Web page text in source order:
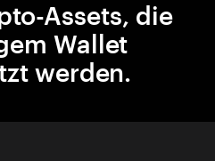
Assets, die
Wallet
werden.